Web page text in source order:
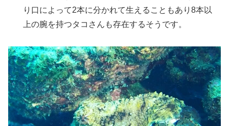
り口によって2本に分かれて生えることもあり8本以
上の腕を持つタコさんも存在するそうです。